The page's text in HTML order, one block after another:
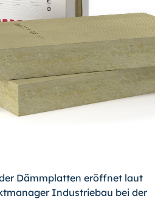
Dämmplatten eröffnet laut
Industriebau bei der